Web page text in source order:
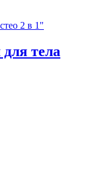
тела